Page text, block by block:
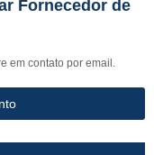
Fornecedor de
em contato por email.